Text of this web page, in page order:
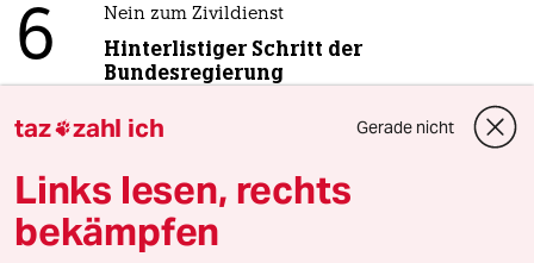
6 Nein zum Zivildienst
Hinterlistiger Schritt der
Bundesregierung
taz
Folgen Sie uns
taz zahl ich Gerade nicht
Links lesen, rechts
bekämpfen